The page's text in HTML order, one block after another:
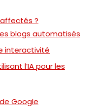
?
blogs automatisés
interactivité
l’IA pour les
Google